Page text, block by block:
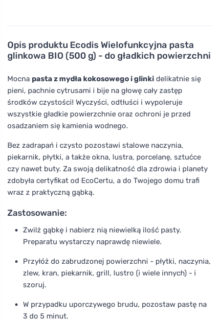
Opis produktu Ecodis Wielofunkcyjna pasta
glinkowa BIO (500 g) - do gładkich powierzchni
Mocna pasta z mydła kokosowego i glinki delikatnie się
pieni, pachnie cytrusami i bije na głowę cały zastęp
środków czystości! Wyczyści, odtłuści i wypoleruje
wszystkie gładkie powierzchnie oraz ochroni je przed
osadzaniem się kamienia wodnego.
Bez zadrapań i czysto pozostawi stalowe naczynia,
piekarnik, płytki, a także okna, lustra, porcelanę, sztućce
czy nawet buty. Za swoją delikatność dla zdrowia i planety
zdobyła certyfikat od EcoCertu, a do Twojego domu trafi
wraz z praktyczną gąbką.
Zastosowanie:
Zwilż gąbkę i nabierz nią niewielką ilość pasty.
Preparatu wystarczy naprawdę niewiele.
Przyłóż do zabrudzonej powierzchni - płytki, naczynia,
zlew, kran, piekarnik, grill, lustro (i wiele innych) - i
szoruj.
W przypadku uporczywego brudu, pozostaw pastę na
3 do 5 minut.